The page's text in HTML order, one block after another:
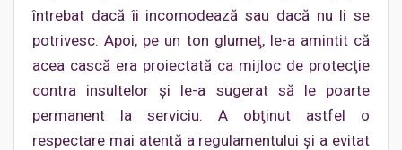
întrebat dacă îi incomodează sau dacă nu li se
potrivesc. Apoi, pe un ton glumeţ, le-a amintit că
acea cască era proiectată ca mijloc de protecţie
contra insultelor şi le-a sugerat să le poarte
permanent la serviciu. A obţinut astfel o
respectare mai atentă a regulamentului şi a evitat